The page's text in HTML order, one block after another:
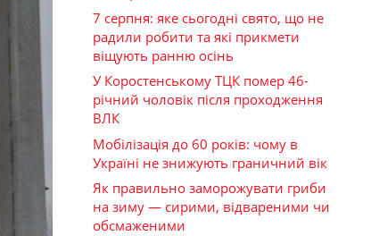
7 серпня: яке сьогодні свято, що не
радили робити та які прикмети
віщують ранню осінь
У Коростенському ТЦК помер 46-
річний чоловік після проходження
ВЛК
Мобілізація до 60 років: чому в
Україні не знижують граничний вік
Як правильно заморожувати гриби
на зиму — сирими, відвареними чи
обсмаженими